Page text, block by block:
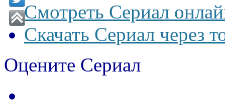
Смотреть Сериал
Скачать Сериал через
Оцените Сериал